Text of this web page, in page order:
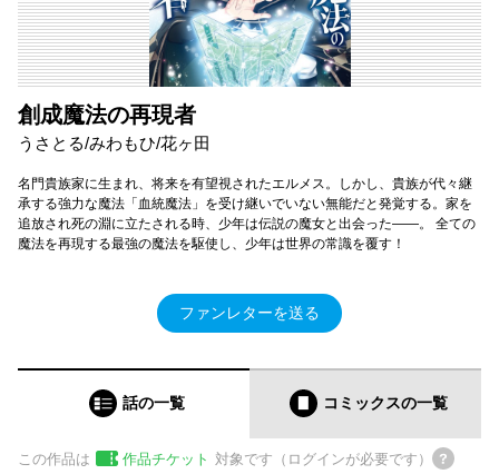
創成魔法の再現者
うさとる/みわもひ/花ヶ田
名門貴族家に生まれ、将来を有望視されたエルメス。しかし、貴族が代々継
承する強力な魔法「血統魔法」を受け継いでいない無能だと発覚する。家を
追放され死の淵に立たされる時、少年は伝説の魔女と出会った――。 全ての
魔法を再現する最強の魔法を駆使し、少年は世界の常識を覆す！
ファンレターを送る
話の一覧 コミックスの一覧
この作品は 作品チケット 対象です（ログインが必要です）